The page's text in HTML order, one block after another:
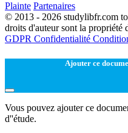
Plainte Partenaires
© 2013 - 2026 studylibfr.com
droits d'auteur sont la propriété
GDPR Confidentialité
Ajouter ce
Vous pouvez ajouter ce
d''étude.